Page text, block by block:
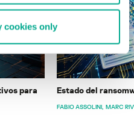
cookies only
para
Estado del
FABIO ASSOLINI MARC